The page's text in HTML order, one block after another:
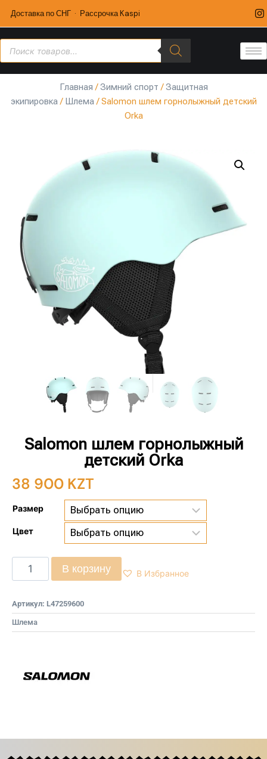
Доставка по СНГ · Рассрочка Kaspi
Главная /Зимний спорт /Защитная
экипировка/ Шлема/ Salomon шлем горнолыжный детский
Orka
Salomon шлем горнолыжный
детский Orka
38 900 KZT
Размер
Цвет
В корзину В Избранное
Артикул: L47259600
Шлема